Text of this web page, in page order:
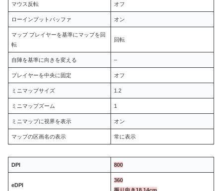
マウス反転 オフ
ローインプットバッファ オン
マップ プレイヤーを基準にマップを回
転
回転
自陣を基準に向きを変える –
プレイヤーを中央に固定 オフ
ミニマップサイズ 1.2
ミニマップズーム 1
ミニマップに視界を表示 オン
マップの区画名の表示 常に表示
DPI 800
eDPI
360